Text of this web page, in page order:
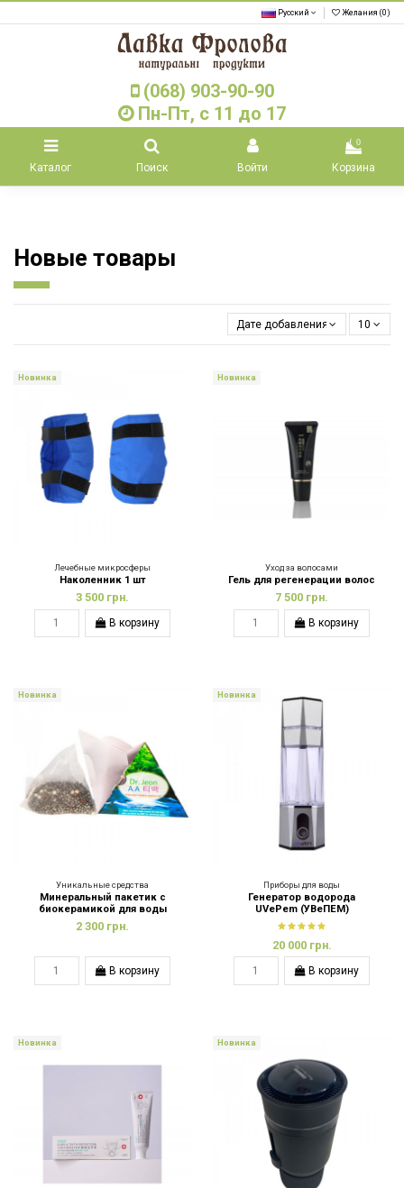
Русский Желания (0)
(068) 903-90-90
Пн-Пт, с 11 до 17
Каталог Поиск Войти
0
Корзина
Новые товары
Дате добавления, от свежих к
10
Новинка
Лечебные микросферы
Наколенник 1 шт
3 500 грн.
В корзину
Новинка
Уход за волосами
Гель для регенерации волос
7 500 грн.
В корзину
Новинка
Уникальные средства
Минеральный пакетик с
биокерамикой для воды
2 300 грн.
В корзину
Новинка
Приборы для воды
Генератор водорода
UVePem (УВеПЕМ)
20 000 грн.
В корзину
Новинка Новинка